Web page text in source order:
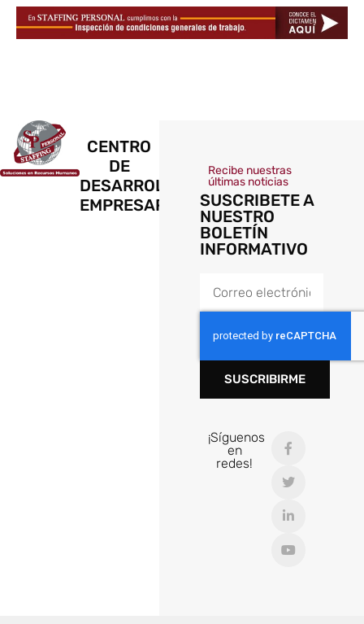
CENTRO
DE
DESARROLLO
EMPRESARIAL
Recibe nuestras
últimas noticias
SUSCRIBETE A
NUESTRO
BOLETÍN
INFORMATIVO
SUSCRIBIRME
¡Síguenos
en
redes!